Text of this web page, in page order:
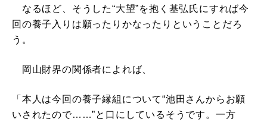
なるほど、そうした“大望”を抱く基弘氏にすれば今
回の養子入りは願ったりかなったりということだろ
う。
岡山財界の関係者によれば、
「本人は今回の養子縁組について“池田さんからお願
いされたので……”と口にしているそうです。一方